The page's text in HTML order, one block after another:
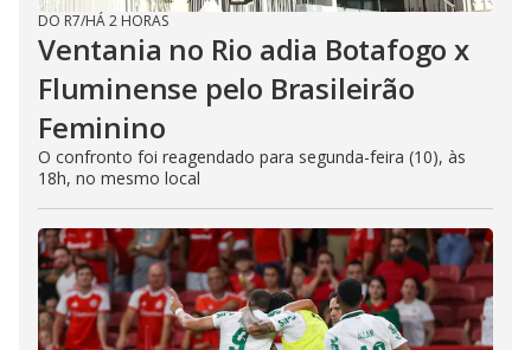
DO R7/HÁ 2 HORAS
Ventania no Rio adia Botafogo x
Fluminense pelo Brasileirão
Feminino
O confronto foi reagendado para segunda-feira (10), às
18h, no mesmo local